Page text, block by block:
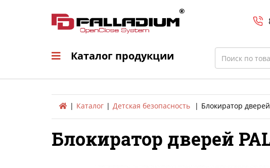
Каталог продукции 8
Каталог продукции Search
Каталог Детская безопасность Блокиратор
Блокиратор дверей